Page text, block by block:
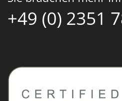
+49 (0) 2351